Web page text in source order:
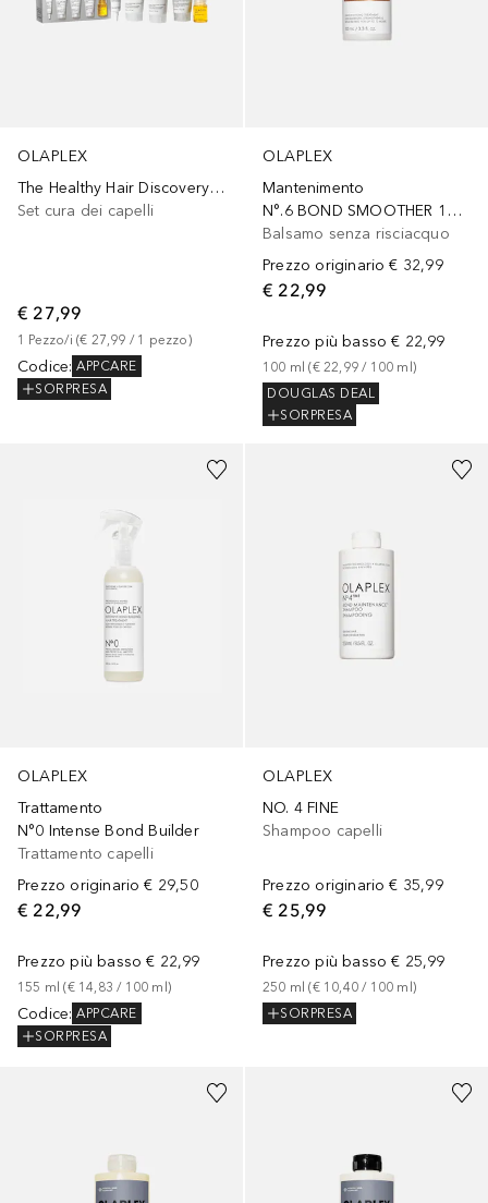
OLAPLEX
The Healthy Hair Discovery Set
Set cura dei capelli
€ 27,99
1 Pezzo/i (€ 27,99 / 1 pezzo)
Codice: APPCARE
SORPRESA
OLAPLEX
Mantenimento
N°.6 BOND SMOOTHER 100ml
Balsamo senza risciacquo
Prezzo originario € 32,99
€ 22,99
Prezzo più basso € 22,99
100 ml (€ 22,99 / 100 ml)
DOUGLAS DEAL
SORPRESA
OLAPLEX
Trattamento
N°0 Intense Bond Builder
Trattamento capelli
Prezzo originario € 29,50
€ 22,99
Prezzo più basso € 22,99
155 ml (€ 14,83 / 100 ml)
Codice: APPCARE
SORPRESA
OLAPLEX
NO. 4 FINE
Shampoo capelli
Prezzo originario € 35,99
€ 25,99
Prezzo più basso € 25,99
250 ml (€ 10,40 / 100 ml)
SORPRESA